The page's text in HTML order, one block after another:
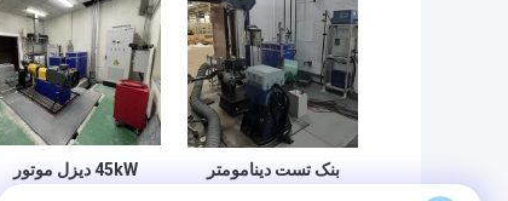
بنک تست دینامومتر
45kW دیزل موتور